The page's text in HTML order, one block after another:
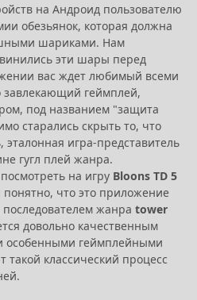
на Андроид пользователю
обезьянок, которая должна
шариками. Нам
эти шары перед
вас ждет любимый всеми
завлекающий геймплей,
под названием "защита
старались скрыть то, что
игра-представитель
гугл плей жанра.
на игру Bloons TD 5
понятно, что это приложение
жанра tower
довольно качественным
особенными геймплейными
классический процесс